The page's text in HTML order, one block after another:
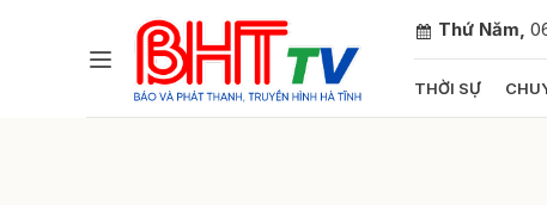
Thứ Năm,
THỜI SỰ
Gửi